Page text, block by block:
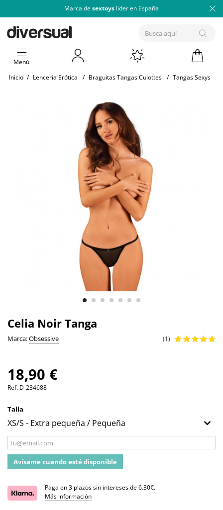
Marca de sextoys lider en España
Menú
Inicio / Lencería Erótica / Braguitas Tangas Culottes / Tangas Sexys
Celia Noir Tanga
Marca:Obsessive (1)
18,90 €
Ref. D-234688
Talla
Avísame cuando esté disponible
Paga en 3 plazos sin intereses de 6.30€.
Más información